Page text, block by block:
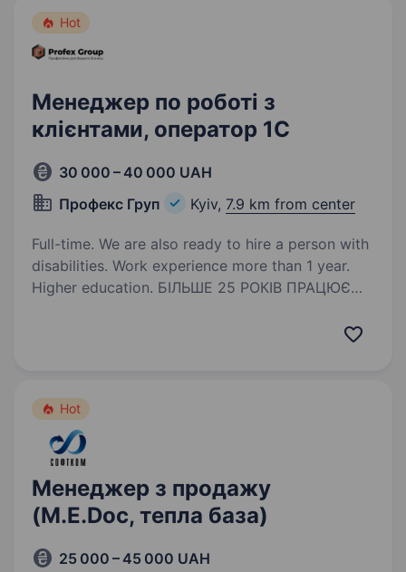
Hot
Менеджер по роботі з
клієнтами, оператор 1С
30 000 – 40 000 UAH
Профекс Груп
Kyiv, 7.9 km from center
Full-time. We are also ready to hire a person with
disabilities. Work experience more than 1 year.
Higher education. БІЛЬШЕ 25 РОКІВ ПРАЦЮЄМО
хист як до командної, так і самостійної…
Hot
Менеджер з продажу
(M.E.Doc, тепла база)
25 000 – 45 000 UAH